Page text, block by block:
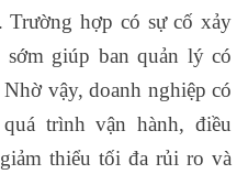
Trường hợp có sự cố xảy
sớm giúp ban quản lý có
vậy, doanh nghiệp có
trình vận hành, điều
thiểu tối đa rủi ro và